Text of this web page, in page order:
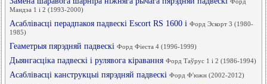
Мандэа 1 і 2 (1993-2000)
Асаблівасці перадпакоя падвескі Escort RS 1600 i Форд Эскорт 3 (1980-
1985)
Геаметрыя пярэдняй падвескі Форд Фіеста 4 (1996-1999)
Дыянгасціка падвескі і рулявога кіравання Форд Таўрус 1 і 2 (1986-1994)
Асаблівасці канструкцыі пярэдняй падвескі Форд Ф'южн (2002-2012)